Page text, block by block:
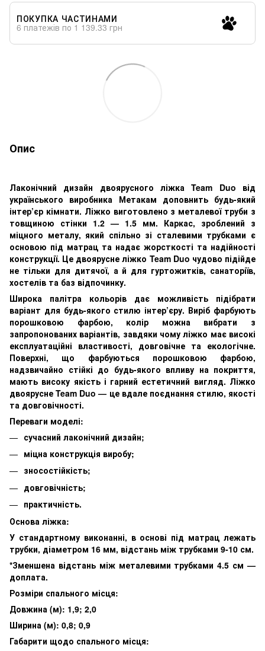
ПОКУПКА ЧАСТИНАМИ
6 платежів по 1 139.33 грн
Опис
Лаконічний дизайн двоярусного ліжка Team Duo від
українського виробника Метакам доповнить будь-який
інтер’єр кімнати. Ліжко виготовлено з металевої труби з
товщиною стінки 1.2 — 1.5 мм. Каркас, зроблений з
міцного металу, який спільно зі сталевими трубками є
основою під матрац та надає жорсткості та надійності
конструкції. Це двоярусне ліжко Team Duo чудово підійде
не тільки для дитячої, а й для гуртожитків, санаторіїв,
хостелів та баз відпочинку.
Широка палітра кольорів дає можливість підібрати
варіант для будь-якого стилю інтер’єру. Виріб фарбують
порошковою фарбою, колір можна вибрати з
запропонованих варіантів, завдяки чому ліжко має високі
експлуатаційні властивості, довговічне та екологічне.
Поверхні, що фарбуються порошковою фарбою,
надзвичайно стійкі до будь-якого впливу на покриття,
мають високу якість і гарний естетичний вигляд. Ліжко
двоярусне Team Duo — це вдале поєднання стилю, якості
та довговічності.
Переваги моделі:
сучасний лаконічний дизайн;
міцна конструкція виробу;
зносостійкість;
довговічність;
практичність.
Основа ліжка:
У стандартному виконанні, в основі під матрац лежать
трубки, діаметром 16 мм, відстань між трубками 9-10 см.
*Зменшена відстань між металевими трубками 4.5 см —
доплата.
Розміри спального місця:
Довжина (м): 1,9; 2,0
Ширина (м): 0,8; 0,9
Габарити щодо спального місця: